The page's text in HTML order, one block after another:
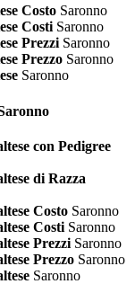
Costo Saronno
Costi Saronno
Prezzi Saronno
Prezzo Saronno
Saronno
con Pedigree
di Razza
Costo Saronno
Costi Saronno
Prezzi Saronno
Prezzo Saronno
Saronno